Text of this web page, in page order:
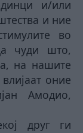
и/или
и ние
во
чуди што,
на нашите
оние
Амодио,
друг ги